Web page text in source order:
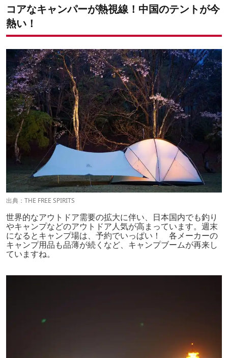
⑦ファミリー向けトンネル型テント「YOTO PLUS」
設営がとても簡単
パーツへのこだわりが凄い
汚れやすい
寝室がちょっと狭い
九州初上陸！THE FREE SPIRITSのテントが購入できるWOODS
コアなキャンパーが熱視線！中国のテントが今
熱い！
出典： THE FREE SPIRITS
世界的なアウトドア需要の拡大に伴い、日本国内でも釣り
やキャンプなどのアウトドア人気が高まっています。 週末
になるとキャンプ場は、予約でいっぱい！ 各メーカーの
キャンプ用品も品薄が続くなど、キャンプブームが再来し
ていますね。